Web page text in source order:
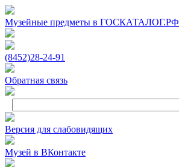
Музейные предметы в ГОСКАТАЛОГ.РФ
(8452)28‑24‑91
Обратная связь
Версия для слабовидящих
Музей в ВКонтакте